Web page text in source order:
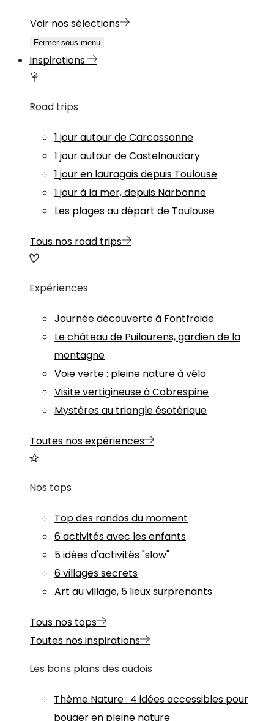
Voir nos sélections
Fermer sous-menu
Inspirations
Road trips
1 jour autour de Carcassonne
1 jour autour de Castelnaudary
1 jour en lauragais depuis Toulouse
1 jour à la mer, depuis Narbonne
Les plages au départ de Toulouse
Tous nos road trips
Expériences
Journée découverte à Fontfroide
Le château de Puilaurens, gardien de la
montagne
Voie verte : pleine nature à vélo
Visite vertigineuse à Cabrespine
Mystères au triangle ésotérique
Toutes nos expériences
Nos tops
Top des randos du moment
6 activités avec les enfants
5 idées d'activités "slow"
6 villages secrets
Art au village, 5 lieux surprenants
Tous nos tops
Toutes nos inspirations
Les bons plans des audois
Thème Nature: 4 idées accessibles pour
bouger en pleine nature